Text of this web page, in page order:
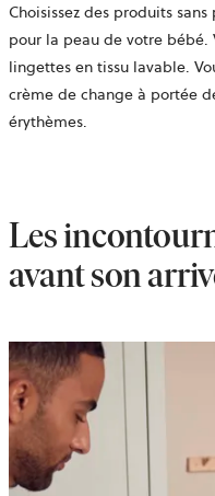
Choisissez des produits
pour la peau de votre bébé.
lingettes en tissu lavable.
crème de change à portée
érythèmes.
Les
avant son